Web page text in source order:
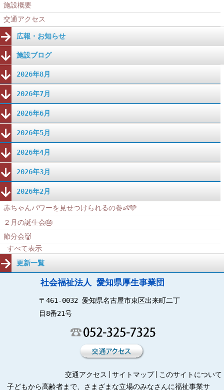
施設概要
交通アクセス
広報・お知らせ
施設ブログ
2026年8月
2026年7月
2026年6月
2026年5月
2026年4月
2026年3月
2026年2月
赤ちゃんパワーを見せつけられるの巻👶🩵
２月の誕生会🎂
節分会👹
すべて表示
更新一覧
社会福祉法人 愛知県厚生事業団
〒461-0032 愛知県名古屋市東区出来町二丁
目8番21号
交通アクセス サイトマップ
このサイトについて
子どもから高齢者まで、さまざまな立場のみなさんに福祉事業サ